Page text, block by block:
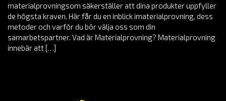
materialprovningsom säkerställer att dina produkter uppfyller
de högsta kraven. Här får du en inblick imaterialprovning, dess
metoder och varför du bör välja oss som din
samarbetspartner. Vad är Materialprovning? Materialprovning
innebär att […]